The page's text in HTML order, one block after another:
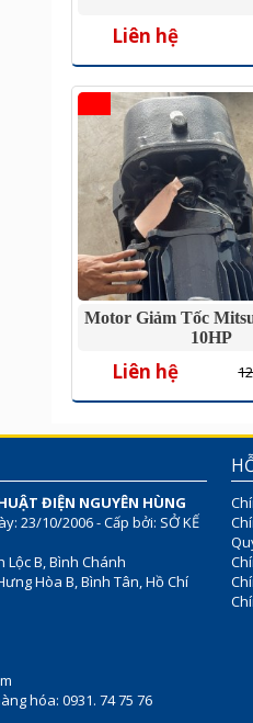
Liên hệ
Motor Giảm Tốc
10HP
Liên hệ
ĐIỆN NGUYÊN HÙNG
23/10/2006 - Cấp bởi: SỞ KẾ
Lộc B, Bình Chánh
Hòa B, Bình Tân, Hồ Chí
hóa: 0931. 74 75 76